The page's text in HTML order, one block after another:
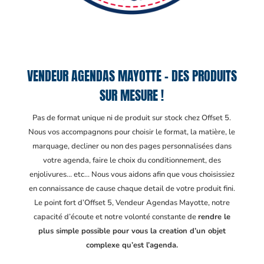
VENDEUR AGENDAS MAYOTTE – DES PRODUITS
SUR MESURE !
Pas de format unique ni de produit sur stock chez Offset 5.
Nous vos accompagnons pour choisir le format, la matière, le
marquage, decliner ou non des pages personnalisées dans
votre agenda, faire le choix du conditionnement, des
enjolivures… etc… Nous vous aidons afin que vous choisissiez
en connaissance de cause chaque detail de votre produit fini.
Le point fort d’Offset 5, Vendeur Agendas Mayotte, notre
capacité d’écoute et notre volonté constante derendre le
plus simple possible pour vous la creation d’un objet
complexe qu’est l’agenda.